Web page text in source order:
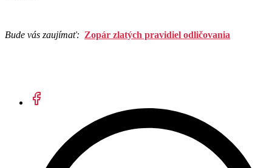
Bude vás zaujímať: Zopár zlatých pravidiel odličovania